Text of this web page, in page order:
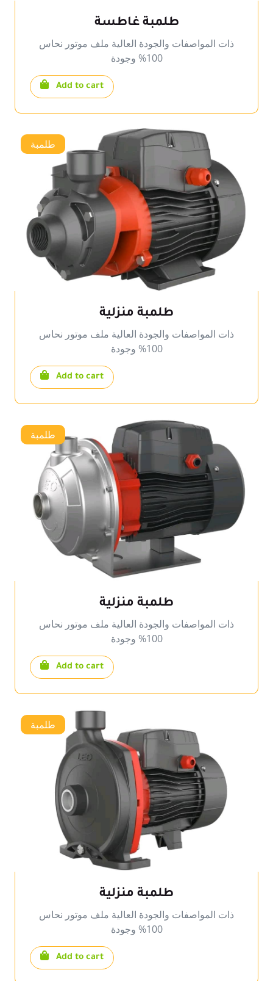
طلمبة غاطسة
ذات المواصفات والجودة العالية ملف موتور نحاس
100% وجودة
Add to cart
طلمبة
طلمبة منزلية
ذات المواصفات والجودة العالية ملف موتور نحاس
100% وجودة
Add to cart
طلمبة
طلمبة منزلية
ذات المواصفات والجودة العالية ملف موتور نحاس
100% وجودة
Add to cart
طلمبة
طلمبة منزلية
ذات المواصفات والجودة العالية ملف موتور نحاس
100% وجودة
Add to cart